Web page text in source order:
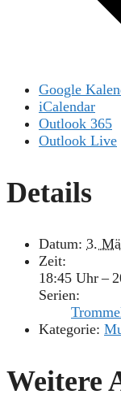
Google
iCalendar
Outlook 365
Outlook Live
Details
Datum: 3.
Zeit:
18:45 Uhr –
Serien:
Kategorie:
Weitere